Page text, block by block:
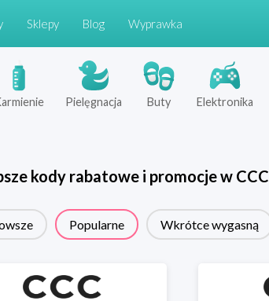
Sklepy Blog Wyprawka
Pielęgnacja Buty Elektronika
kody rabatowe i promocje w CCC
Popularne Wkrótce wygasną